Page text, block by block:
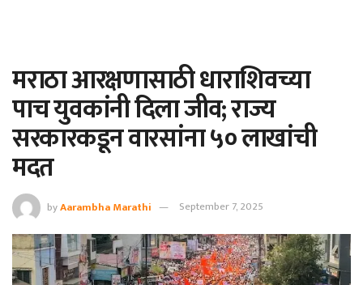
मराठा आरक्षणासाठी धाराशिवच्या
पाच युवकांनी दिला जीव; राज्य
सरकारकडून वारसांना ५० लाखांची
मदत
byAarambha Marathi September 7, 2025